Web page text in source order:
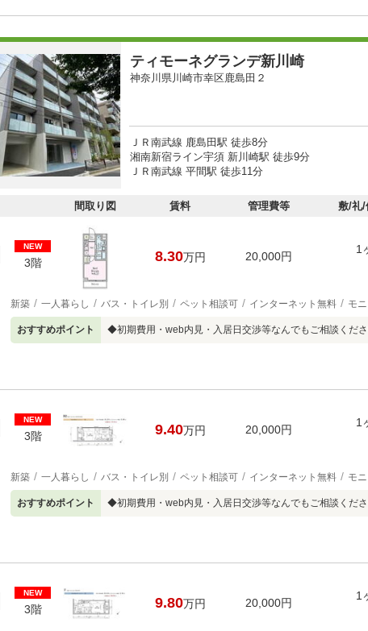
ティモーネグランデ新川崎
神奈川県川崎市幸区鹿島田２
ＪＲ南武線 鹿島田駅 徒歩8分
湘南新宿ライン宇須 新川崎駅 徒歩9分
ＪＲ南武線 平間駅 徒歩11分
間取り図 賃料 管理費等 敷/礼/
NEW
3階 8.30万円 20,000円
1
新築 一人暮らし バス・トイレ別 ペット相談可 インターネット無料 モ
おすすめポイント ◆初期費用・web内見・入居日交渉等なんでもご相談くだ
NEW
3階 9.40万円 20,000円
1
新築 一人暮らし バス・トイレ別 ペット相談可 インターネット無料 モ
おすすめポイント ◆初期費用・web内見・入居日交渉等なんでもご相談くだ
NEW
3階 9.80万円 20,000円
1